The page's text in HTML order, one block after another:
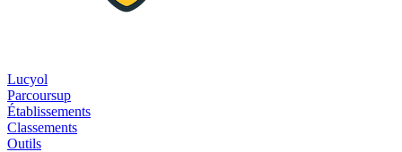
Lucyol
Parcoursup
Établissements
Classements
Outils